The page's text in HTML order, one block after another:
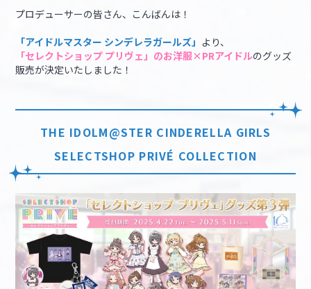
マイスケジュール
マイデスク設定変更 バンダイナムコID Link設定
プロデューサーの皆さん、こんばんは！
「アイドルマスター シンデレラガールズ」 より、
「セレクトショップ プリヴェ」のお洋服×PRアイドルのグッズ
販売が決定いたしました！
THE IDOLM@STER CINDERELLA GIRLS
SELECTSHOP PRIVÉ COLLECTION